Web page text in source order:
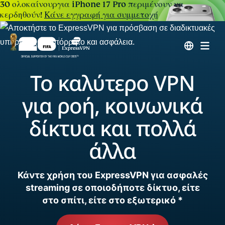
30 ολοκαίνουργια iPhone 17 Pro περιμένουν να
κερδηθούν!Κάνε εγγραφή για συμμετοχή
Το καλύτερο VPN
για ροή, κοινωνικά
δίκτυα και πολλά
άλλα
Κάντε χρήση του ExpressVPN για ασφαλές
streaming σε οποιοδήποτε δίκτυο, είτε
στο σπίτι, είτε στο εξωτερικό *